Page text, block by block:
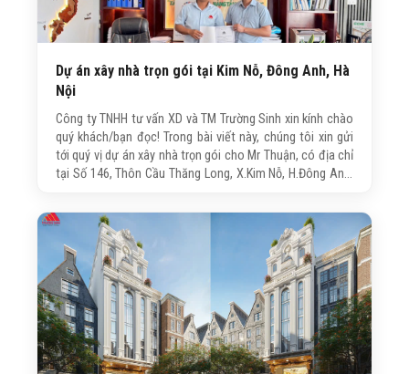
Dự án xây nhà trọn gói tại Kim Nỗ, Đông Anh, Hà
Nội
Công ty TNHH tư vấn XD và TM Trường Sinh xin kính chào
quý khách/bạn đọc! Trong bài viết này, chúng tôi xin gửi
tới quý vị dự án xây nhà trọn gói cho Mr Thuận, có địa chỉ
tại Số 146, Thôn Cầu Thăng Long, X.Kim Nỗ, H.Đông Anh,
vấn, thiết kế và thi công trọn gói với quy mô 4 tầng, 1 bán
hầm, 1 lửng, 1 tum.